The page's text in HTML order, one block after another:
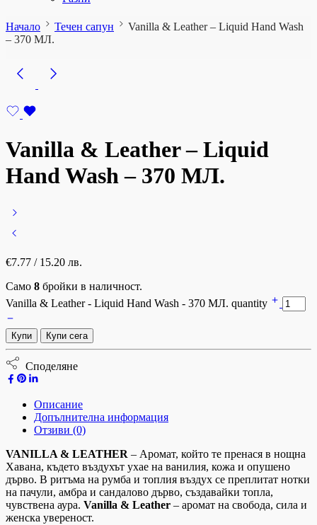
Начало Течен сапун
Vanilla & Leather – Liquid Hand Wash
– 370 МЛ.
Vanilla & Leather – Liquid
Hand Wash – 370 МЛ.
€7.77 / 15.20 лв.
Само 8 бройки в наличност.
Vanilla & Leather - Liquid Hand Wash - 370 МЛ. quantity
Купи Купи сега
Споделяне
Описание
Допълнителна информация
Отзиви (0)
VANILLA & LEATHER – Аромат, който те пренася в нощна
Хавана, където въздухът ухае на ванилия, кожа и опушено
дърво. В ритъма на румба и топлия въздух се преплитат нотки
на пачули, амбра и сандалово дърво, създавайки топла,
чувствена аура. Vanilla & Leather – аромат на свобода, сила и
женска увереност.